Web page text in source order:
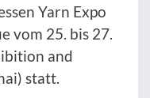
Yarn Expo
vom 25. bis 27.
and
statt.